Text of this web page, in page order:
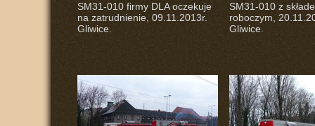
SM31-010 firmy DLAoczekuje
na zatrudnienie, 09.11.2013r.
Gliwice.
SM31-010 z
roboczym,
Gliwice.